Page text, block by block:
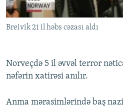
İNFOQRAFIKA
KARIKATURA
AZƏRBAYCAN ƏDƏBIYYATI
İSLAM VƏ DEMOKRATIYA
MISSIYAMIZ
PEŞƏ ETIKASI VƏ JURNALISTIKA
AZADLIQRADIOSU MOBIL
XƏBƏR BÜLLETENLƏRIMIZ
BIZI IZLƏ
RFE/RL-in bütün saytları
0:00 0:00:40
Breivik 21 il həbs cəzası aldı
Norveçdə 5 il əvvəl terror
nəfərin xatirəsi anılır.
Anma mərasimlərində baş